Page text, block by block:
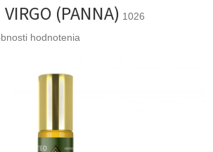
(PANNA) 1026
hodnotenia